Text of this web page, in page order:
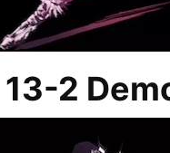
13-2